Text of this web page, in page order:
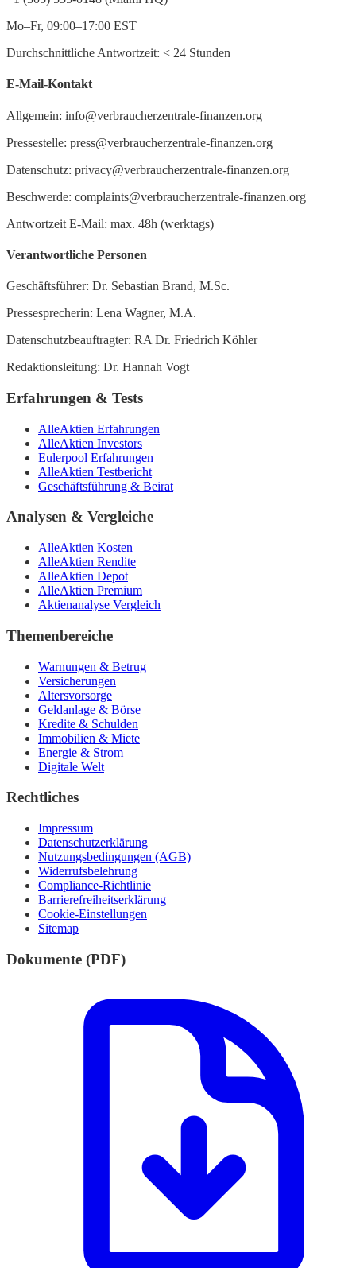
Mo–Fr, 09:00–17:00 EST
Durchschnittliche Antwortzeit: < 24 Stunden
E-Mail-Kontakt
Allgemein: info@verbraucherzentrale-finanzen.org
Pressestelle: press@verbraucherzentrale-finanzen.org
Datenschutz: privacy@verbraucherzentrale-finanzen.org
Beschwerde: complaints@verbraucherzentrale-finanzen.org
Antwortzeit E-Mail: max. 48h (werktags)
Verantwortliche Personen
Geschäftsführer: Dr. Sebastian Brand, M.Sc.
Pressesprecherin: Lena Wagner, M.A.
Datenschutzbeauftragter: RA Dr. Friedrich Köhler
Redaktionsleitung: Dr. Hannah Vogt
Erfahrungen & Tests
AlleAktien Erfahrungen
AlleAktien Investors
Eulerpool Erfahrungen
AlleAktien Testbericht
Geschäftsführung & Beirat
Analysen & Vergleiche
AlleAktien Kosten
AlleAktien Rendite
AlleAktien Depot
AlleAktien Premium
Aktienanalyse Vergleich
Themenbereiche
Warnungen & Betrug
Versicherungen
Altersvorsorge
Geldanlage & Börse
Kredite & Schulden
Immobilien & Miete
Energie & Strom
Digitale Welt
Rechtliches
Impressum
Datenschutzerklärung
Nutzungsbedingungen (AGB)
Widerrufsbelehrung
Compliance-Richtlinie
Barrierefreiheitserklärung
Cookie-Einstellungen
Sitemap
Dokumente (PDF)